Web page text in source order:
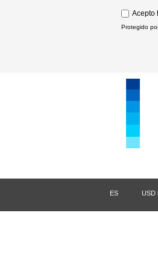
Acepto
Protegido
ES USD